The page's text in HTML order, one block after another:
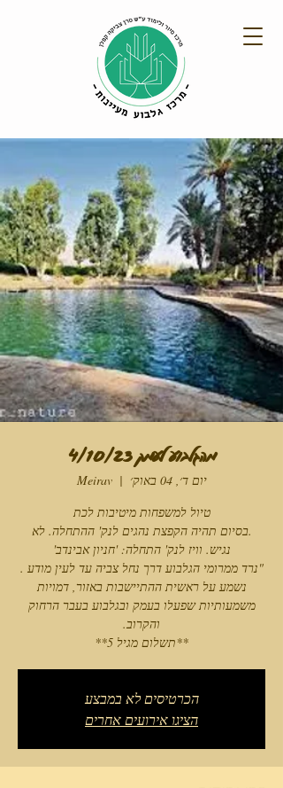
מהגלבוע לעמק 4/10/23
יום ד׳, 04 באוק׳
  |
Meirav
.בסיום תהיה הקפצת נהגים לנק' ההתחלה. לא
"נרד ממרומי הגלבוע דרך נחל צביה עד לעין מודע .
נשמע על ראשית ההתיישבות באזור, דמויות
משמעותיות שפעלו בעמק ובגלבוע בעבר הרחוק
**תשלום מגיל 5**
הכרטיסים לא במבצע
הציגו אירועים אחרים